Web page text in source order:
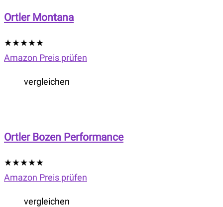
Ortler Montana
★★★★★
Amazon Preis prüfen
vergleichen
Ortler Bozen Performance
★★★★★
Amazon Preis prüfen
vergleichen